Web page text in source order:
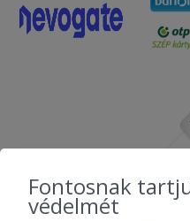
Fontosnak
védelmét